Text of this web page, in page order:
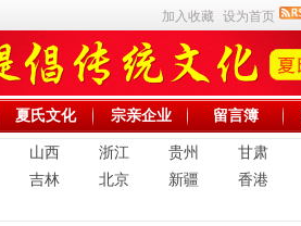
加入收藏 设为首页
夏氏文化 宗亲企业 留言簿
山西 浙江 贵州 甘肃
吉林 北京 新疆 香港